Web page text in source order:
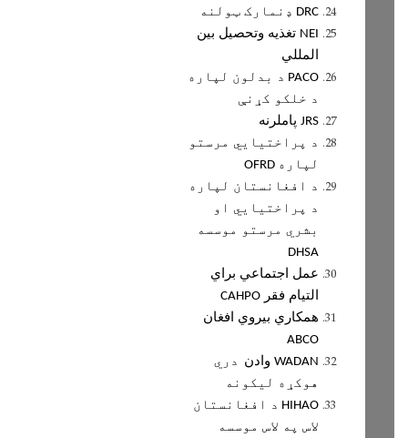
DRC ډنمارک ټولنه
NEI تغذيه وتحصيل بين
المللي
PACO د بدلون لپاره
د خلکو کړنې
JRS پاملرنه
د پراختيايي مرستو
لپاره OFRD
د افغانستان لپاره
د پراختيايي او
بشري مرستو موسسه
DHSA
عمل اجتماعي براي
التيام فقر CAHPO
همکاري بيروي افغان
ABCO
WADAN وادن دري
هوکړه ليکونه
HIHAO د افغانستان
لاس په لاس موسسه